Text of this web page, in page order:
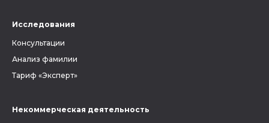
Исследования
Консультации
Анализ фамилии
Тариф «Эксперт»
Некоммерческая деятельность